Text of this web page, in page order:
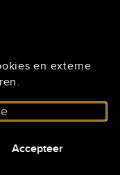
en externe
Accepteer